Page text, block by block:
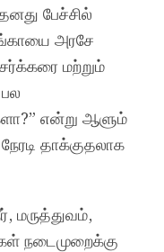
பேச்சில்
அரசே
மற்றும்
என்று ஆளும்
தாக்குதலாக
மருத்துவம்,
நடைமுறைக்கு